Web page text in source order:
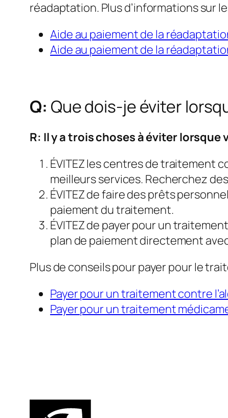
réadaptation. Plus d’informations sur
Aide au paiement de la
Aide au paiement de la
Q: Que dois-je éviter
R: Il y a trois choses à éviter
ÉVITEZ les centres de traitement
meilleurs services. Recherchez
ÉVITEZ de faire des prêts
paiement du traitement.
ÉVITEZ de payer pour un
plan de paiement directement
Plus de conseils pour payer pour le
Payer pour un traitement contre
Payer pour un traitement